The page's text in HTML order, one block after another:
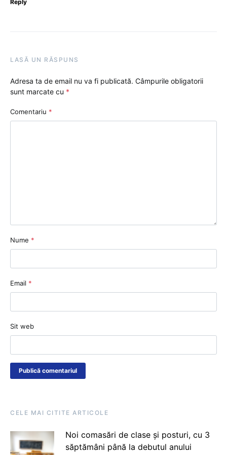
Reply
LASĂ UN RĂSPUNS
Adresa ta de email nu va fi publicată. Câmpurile obligatorii
sunt marcate cu *
Comentariu *
Nume *
Email *
Sit web
CELE MAI CITITE ARTICOLE
Noi comasări de clase și posturi, cu 3
săptămâni până la debutul anului